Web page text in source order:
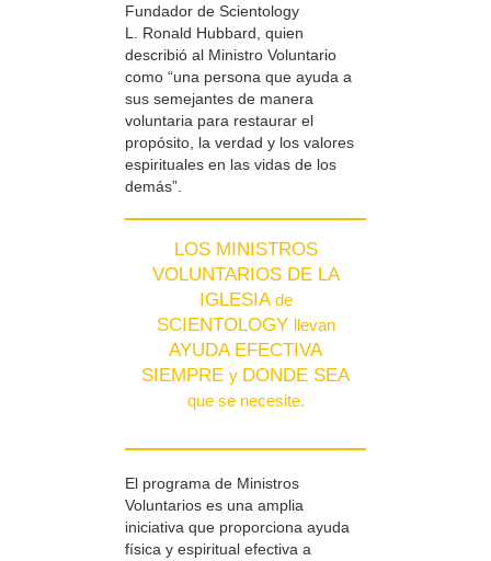
Fundador de Scientology
L. Ronald Hubbard, quien
describió al Ministro Voluntario
como “una persona que ayuda a
sus semejantes de manera
voluntaria para restaurar el
propósito, la verdad y los valores
espirituales en las vidas de los
demás”.
LOS MINISTROS
VOLUNTARIOS DE LA
IGLESIAde
SCIENTOLOGY llevan
AYUDA EFECTIVA
SIEMPRE y DONDE SEA
que se necesite.
El programa de Ministros
Voluntarios es una amplia
iniciativa que proporciona ayuda
física y espiritual efectiva a